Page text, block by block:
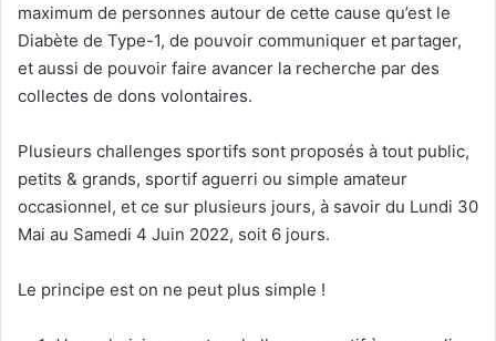
maximum de personnes autour de cette cause qu’est le
Diabète de Type-1, de pouvoir communiquer et partager,
et aussi de pouvoir faire avancer la recherche par des
collectes de dons volontaires.
Plusieurs challenges sportifs sont proposés à tout public,
petits & grands, sportif aguerri ou simple amateur
occasionnel, et ce sur plusieurs jours, à savoir du Lundi 30
Mai au Samedi 4 Juin 2022, soit 6 jours.
Le principe est on ne peut plus simple !